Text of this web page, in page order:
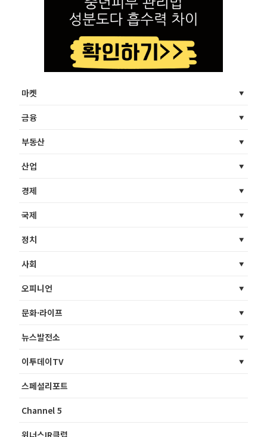
마켓
금융
부동산
산업
경제
국제
정치
사회
오피니언
문화·라이프
뉴스발전소
이투데이TV
스페셜리포트
Channel 5